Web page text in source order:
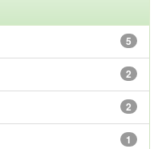
5
2
2
1